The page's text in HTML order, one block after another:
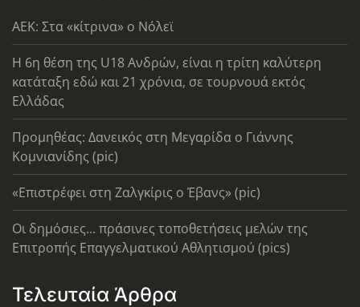
AEK: Στα «κίτρινα» ο Νόλεϊ
Η 6η θέση της U18 Ανδρών, είναι η τρίτη καλύτερη
κατάταξη εδώ και 21 χρόνια, σε τουρνουά εκτός
Ελλάδας
Προμηθέας: Δανεικός στη Μεγαρίδα ο Γιάννης
Κομνιανίδης (pic)
«Επιστρέφει στη Ζαλγκίρις ο Έβανς» (pic)
Οι δημόσιες... πράσινες τοποθετήσεις μελών της
Επιτροπής Επαγγελματικού Αθλητισμού (pics)
Τελευταία Άρθρα